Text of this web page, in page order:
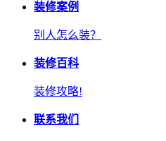
装修案例
别人怎么装？
装修百科
装修攻略!
联系我们